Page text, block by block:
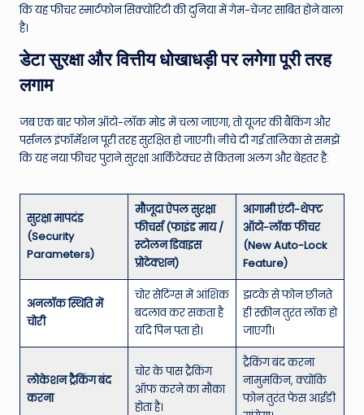
कि यह फीचर स्मार्टफोन सिक्योरिटी की दुनिया में गेम-चेंजर साबित होने वाला
है।
डेटा सुरक्षा और वित्तीय धोखाधड़ी पर लगेगा पूरी तरह
लगाम
जब एक बार फोन ऑटो-लॉक मोड में चला जाएगा, तो यूजर की बैंकिंग और
पर्सनल इंफॉर्मेशन पूरी तरह सुरक्षित हो जाएगी। नीचे दी गई तालिका से समझें
कि यह नया फीचर पुराने सुरक्षा आर्किटेक्चर से कितना अलग और बेहतर है:
सुरक्षा मापदंड
(Security
Parameters)
मौजूदा ऐपल सुरक्षा
फीचर्स (फाइंड माय /
स्टोलन डिवाइस
प्रोटेक्शन)
आगामी एंटी-थेफ्ट
ऑटो-लॉक फीचर
(New Auto-Lock
Feature)
अनलॉक स्थिति में
चोरी
चोर सेटिंग्स में आंशिक
बदलाव कर सकता है
यदि पिन पता हो।
झटके से फोन छीनते
ही स्क्रीन तुरंत लॉक हो
जाएगी।
लोकेशन ट्रैकिंग बंद
करना
चोर के पास ट्रैकिंग
ऑफ करने का मौका
होता है।
ट्रैकिंग बंद करना
नामुमकिन, क्योंकि
फोन तुरंत फेस आईडी